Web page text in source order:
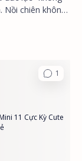
Nồi chiên không